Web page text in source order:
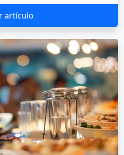
artículo